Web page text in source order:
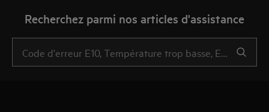
Recherchez parmi nos articles d'assistance